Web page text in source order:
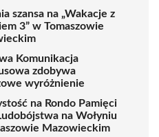
szansa na „Wakacje z
3” w Tomaszowie
Komunikacja
zdobywa
wyróżnienie
na Rondo Pamięci
na Wołyniu
Mazowieckim